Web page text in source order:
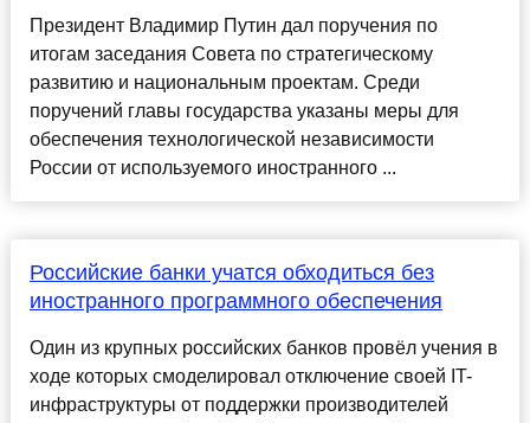
Президент Владимир Путин дал поручения по
итогам заседания Совета по стратегическому
развитию и национальным проектам. Среди
поручений главы государства указаны меры для
обеспечения технологической независимости
России от используемого иностранного ...
Российские банки учатся обходиться без
иностранного программного обеспечения
Один из крупных российских банков провёл учения в
ходе которых смоделировал отключение своей IT-
инфраструктуры от поддержки производителей